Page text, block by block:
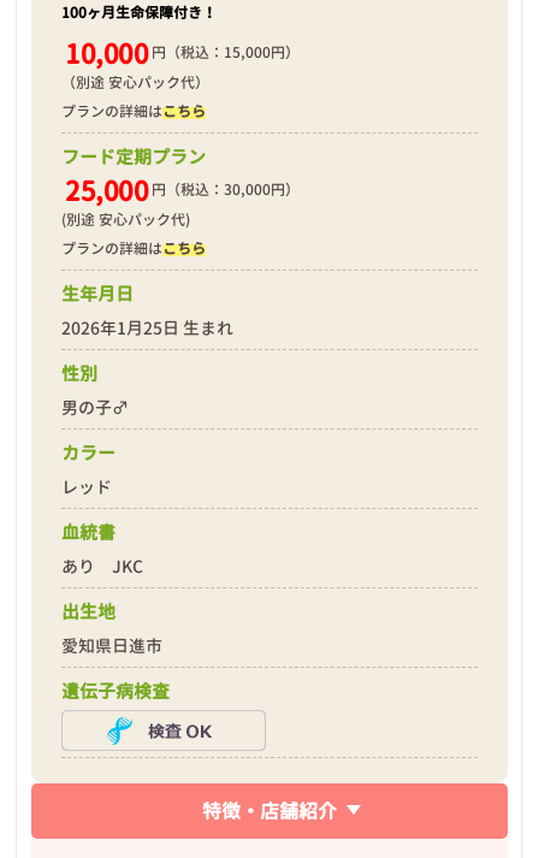
100ヶ月生命保障付き！
10,000 円（税込：15,000円）
（別途 安心パック代）
プランの詳細はこちら
フード定期プラン
25,000 円（税込：30,000円）
(別途 安心パック代)
プランの詳細はこちら
生年月日
2026年1月25日 生まれ
性別
男の子♂
カラー
レッド
血統書
あり JKC
出生地
愛知県日進市
遺伝子病検査
特徴・店舗紹介